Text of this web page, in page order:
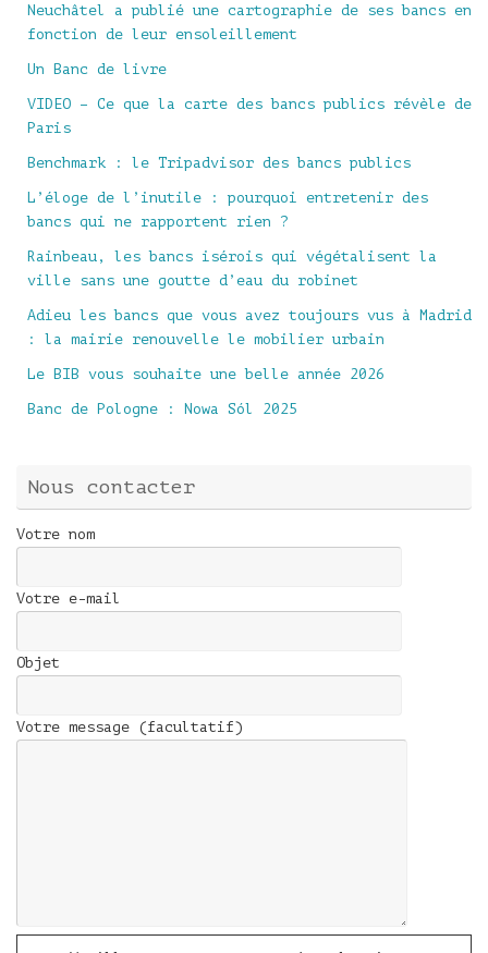
Neuchâtel a publié une cartographie de ses bancs en
fonction de leur ensoleillement
Un Banc de livre
VIDEO – Ce que la carte des bancs publics révèle de
Paris
Benchmark : le Tripadvisor des bancs publics
L’éloge de l’inutile : pourquoi entretenir des
bancs qui ne rapportent rien ?
Rainbeau, les bancs isérois qui végétalisent la
ville sans une goutte d’eau du robinet
Adieu les bancs que vous avez toujours vus à Madrid
: la mairie renouvelle le mobilier urbain
Le BIB vous souhaite une belle année 2026
Banc de Pologne : Nowa Sól 2025
Nous contacter
Votre nom
Votre e-mail
Objet
Votre message (facultatif)